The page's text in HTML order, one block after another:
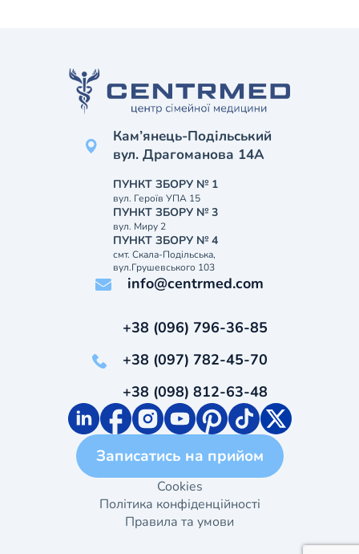
Кам’янець-Подільський
вул. Драгоманова 14А
ПУНКТ ЗБОРУ № 1
вул. Героїв УПА 15
ПУНКТ ЗБОРУ № 3
вул. Миру 2
ПУНКТ ЗБОРУ № 4
смт. Скала-Подільська,
вул.Грушевського 103
info@centrmed.com
+38 (096) 796-36-85
+38 (097) 782-45-70
+38 (098) 812-63-48
Записатись на прийом
Cookies
Політика конфіденційності
Правила та умови